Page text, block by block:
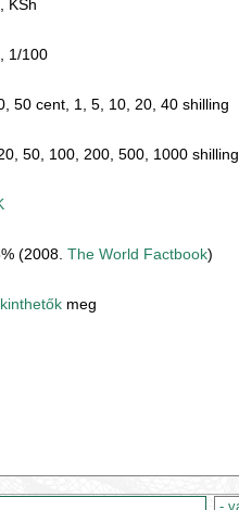
KSh
1/100
50 cent, 1, 5, 10, 20, 40 shilling
50, 100, 200, 500, 1000 shilling
(2008.The World Factbook)
meg